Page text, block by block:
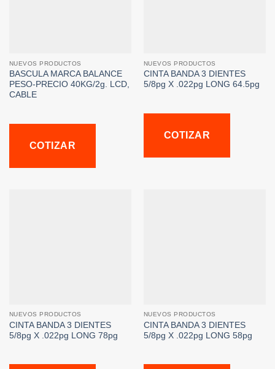
NUEVOS PRODUCTOS
BASCULA MARCA BALANCE
PESO-PRECIO 40KG/2g. LCD,
CABLE
COTIZAR
NUEVOS PRODUCTOS
CINTA BANDA 3 DIENTES
5/8pg X .022pg LONG 64.5pg
COTIZAR
NUEVOS PRODUCTOS
CINTA BANDA 3 DIENTES
5/8pg X .022pg LONG 78pg
NUEVOS PRODUCTOS
CINTA BANDA 3 DIENTES
5/8pg X .022pg LONG 58pg